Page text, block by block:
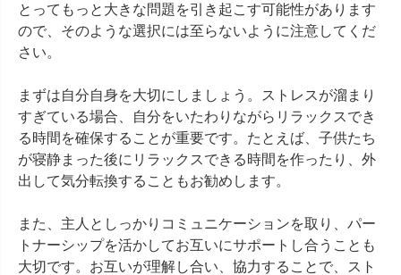
とってもっと大きな問題を引き起こす可能性があります
ので、そのような選択には至らないように注意してくだ
さい。
まずは自分自身を大切にしましょう。ストレスが溜まり
すぎている場合、自分をいたわりながらリラックスでき
る時間を確保することが重要です。たとえば、子供たち
が寝静まった後にリラックスできる時間を作ったり、外
出して気分転換することもお勧めします。
また、主人としっかりコミュニケーションを取り、パー
トナーシップを活かしてお互いにサポートし合うことも
大切です。お互いが理解し合い、協力することで、スト